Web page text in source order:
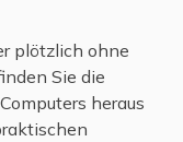
plötzlich ohne
Sie die
heraus